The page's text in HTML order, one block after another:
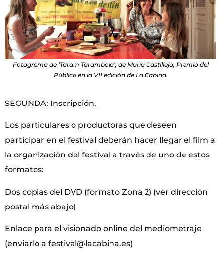
Fotograma de ‘Taram Tarambola’, de María Castillejo, Premio del
Público en la VII edición de La Cabina.
SEGUNDA: Inscripción.
Los particulares o productoras que deseen
participar en el festival deberán hacer llegar el film a
la organización del festival a través de uno de estos
formatos:
Dos copias del DVD (formato Zona 2) (ver dirección
postal más abajo)
Enlace para el visionado online del mediometraje
(enviarlo a festival@lacabina.es)